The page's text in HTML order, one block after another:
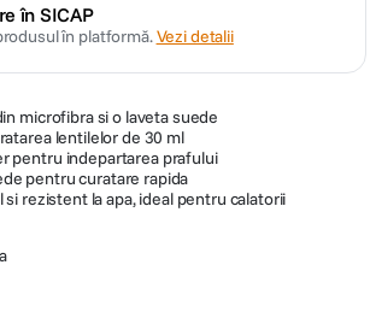
în SICAP
în platformă.Vezi detalii
microfibra si o laveta suede
lentilelor de 30 ml
pentru indepartarea prafului
pentru curatare rapida
rezistent la apa, ideal pentru calatorii